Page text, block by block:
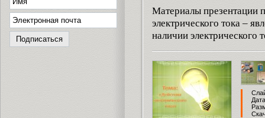
Материалы презентации
электрического тока –
наличии электрического